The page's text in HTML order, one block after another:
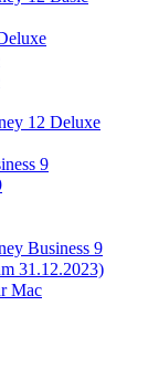
12 Deluxe
9
Business 9
31.12.2023)
Mac